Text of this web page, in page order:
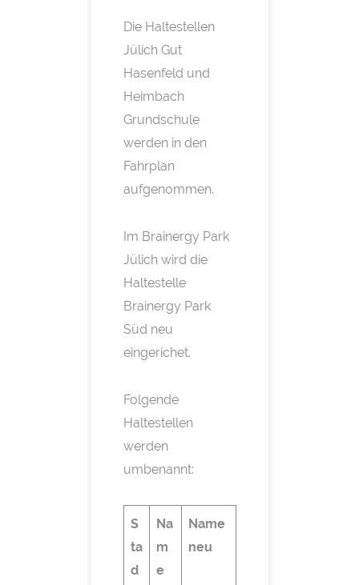
Die Haltestellen
Jülich Gut
Hasenfeld und
Heimbach
Grundschule
werden in den
Fahrplan
aufgenommen.
Im Brainergy Park
Jülich wird die
Haltestelle
Brainergy Park
Süd neu
eingerichet.
Folgende
Haltestellen
werden
umbenannt:
S
ta
d
Na
m
e
Name
neu